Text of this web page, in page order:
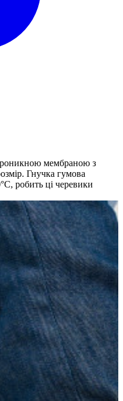
мембраною з
Гнучка гумова
робить ці черевики